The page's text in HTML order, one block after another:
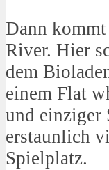
Dann
River. Hier
dem
einem Flat
und einziger
erstaunlich
Spielplatz.